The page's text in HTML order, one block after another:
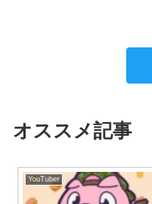
オススメ記事
YouTuber